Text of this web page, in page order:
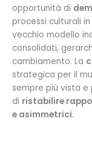
opportunità di
processi culturali
vecchio modello
consolidati,
cambiamento. La
strategica per il
sempre più vista
di ristabilire
e asimmetrici.